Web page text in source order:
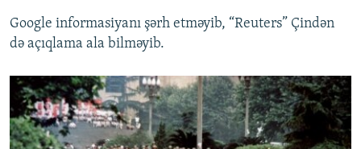
Google informasiyanı şərh etməyib, “Reuters” Çindən
də açıqlama ala bilməyib.